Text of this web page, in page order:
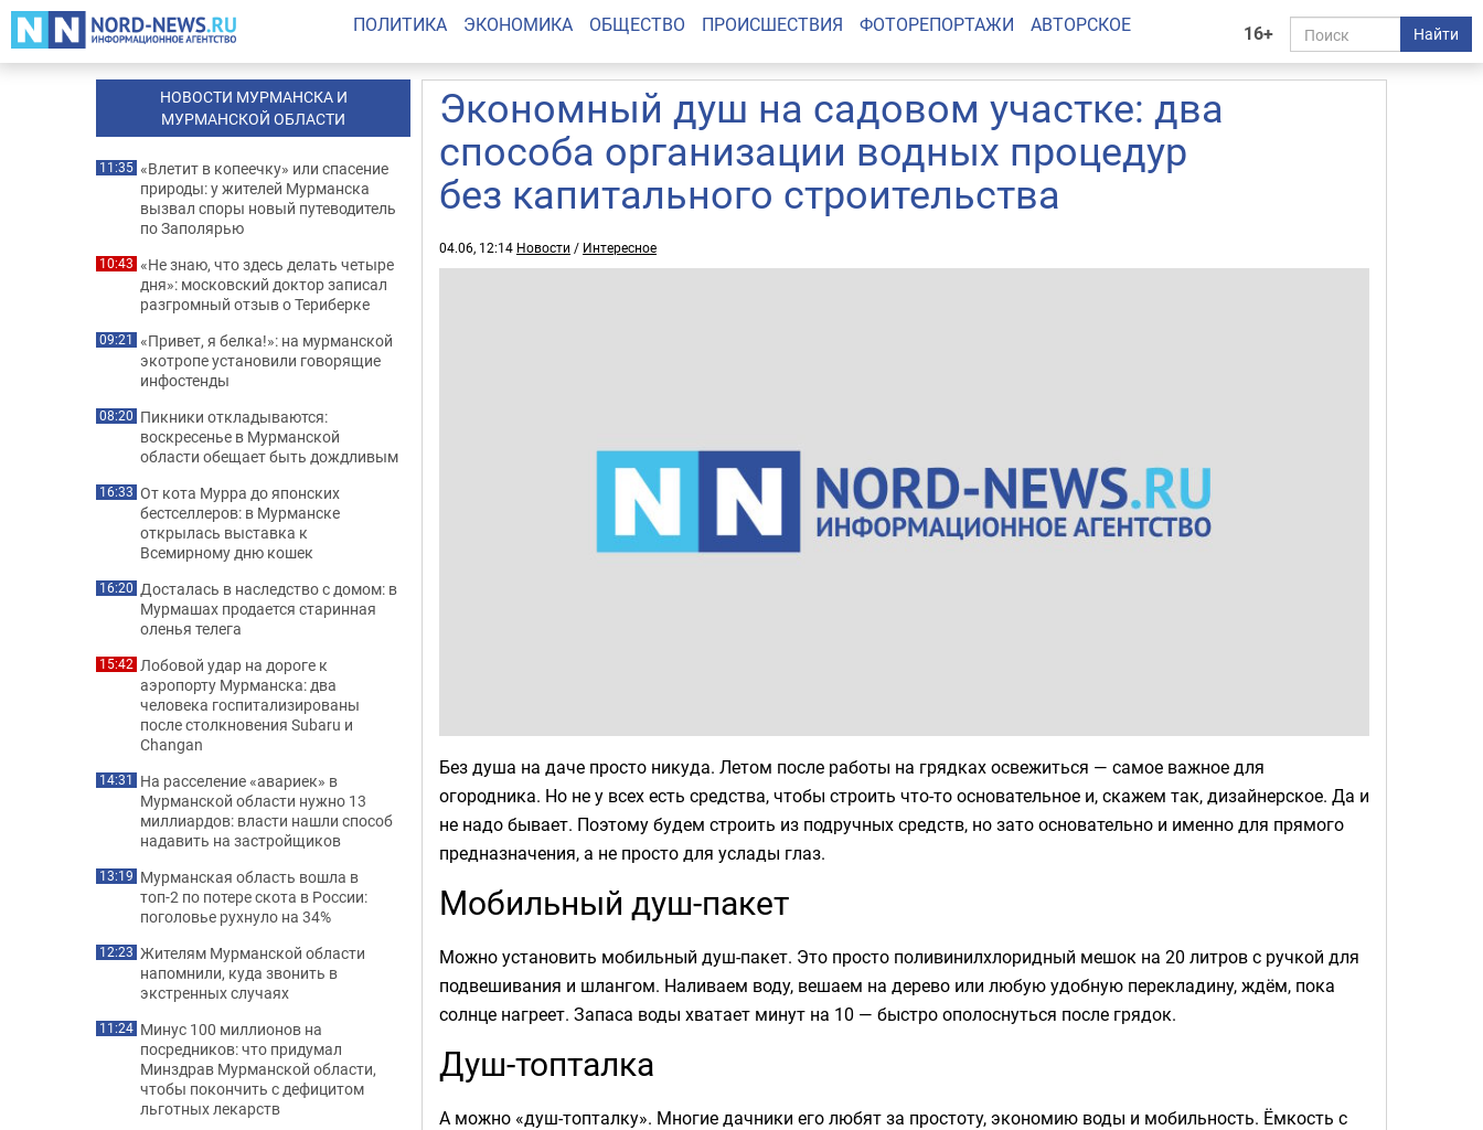
16+ Найти
ПОЛИТИКА ЭКОНОМИКА ОБЩЕСТВО ПРОИСШЕСТВИЯ ФОТОРЕПОРТАЖИ АВТОРСКОЕ
Экономный душ на садовом участке: два
способа организации водных процедур
без капитального строительства
04.06, 12:14 Новости / Интересное
Без душа на даче просто никуда. Летом после работы на грядках освежиться — самое важное для
огородника. Но не у всех есть средства, чтобы строить что-то основательное и, скажем так, дизайнерское. Да и
не надо бывает. Поэтому будем строить из подручных средств, но зато основательно и именно для прямого
предназначения, а не просто для услады глаз.
Мобильный душ-пакет
Можно установить мобильный душ-пакет. Это просто поливинилхлоридный мешок на 20 литров с ручкой для
подвешивания и шлангом. Наливаем воду, вешаем на дерево или любую удобную перекладину, ждём, пока
солнце нагреет. Запаса воды хватает минут на 10 — быстро ополоснуться после грядок.
Душ-топталка
А можно «душ-топталку». Многие дачники его любят за простоту, экономию воды и мобильность. Ёмкость с
НОВОСТИ МУРМАНСКА И
МУРМАНСКОЙ ОБЛАСТИ
11:35 «Влетит в копеечку» или спасение
природы: у жителей Мурманска
вызвал споры новый путеводитель
по Заполярью
10:43 «Не знаю, что здесь делать четыре
дня»: московский доктор записал
разгромный отзыв о Териберке
09:21 «Привет, я белка!»: на мурманской
экотропе установили говорящие
инфостенды
08:20 Пикники откладываются:
воскресенье в Мурманской
области обещает быть дождливым
16:33 От кота Мурра до японских
бестселлеров: в Мурманске
открылась выставка к
Всемирному дню кошек
16:20 Досталась в наследство с домом: в
Мурмашах продается старинная
оленья телега
15:42 Лобовой удар на дороге к
аэропорту Мурманска: два
человека госпитализированы
после столкновения Subaru и
Changan
14:31 На расселение «авариек» в
Мурманской области нужно 13
миллиардов: власти нашли способ
надавить на застройщиков
13:19 Мурманская область вошла в
топ-2 по потере скота в России:
поголовье рухнуло на 34%
12:23 Жителям Мурманской области
напомнили, куда звонить в
экстренных случаях
11:24 Минус 100 миллионов на
посредников: что придумал
Минздрав Мурманской области,
чтобы покончить с дефицитом
льготных лекарств